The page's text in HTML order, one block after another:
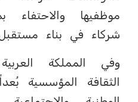
موظفيها والاحتفاء
شركاء في بناء
وفي المملكة
الثقافة المؤسسية